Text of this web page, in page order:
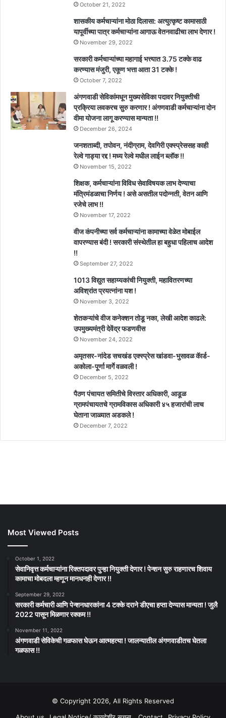
October 21, 2022
शासकीय कर्मचाऱ्यांना मोठा दिलासा: अत्युत्कृष्ट कामासाठी
यापूर्वीच्या पात्र कर्मचाऱ्यांना आगाऊ वेतनवाढीचा लाभ देणार !
November 29, 2022
सरकारी कर्मचाऱ्यांच्या महागाई भत्त्यात 3.75 टक्के वाढ
करण्यास मंजुरी, एकूण भत्ता आता 31 टक्के !
October 7, 2022
अंगणवाडी सेविकांमधून मुख्यसेविका पदावर नियुक्तीची
प्रक्रिया लवकरच सुरु करणार ! अंगणवाडी कर्मचाऱ्यांना दोन
वीमा योजना लागू करण्यास मान्यता !!
December 26, 2024
जनशताब्दी, तपोवन, नंदीग्राम, देवगिरी एक्स्प्रेससह काही
रेल्वे गाड्या रद्द ! मध्य रेल्वे मधील लाईन ब्लॉक !!
November 15, 2022
शिक्षक, कर्मचाऱ्यांना विविध सेवाविषयक लाभ देण्याचा
मंत्रिमंडळाचा निर्णय ! असे असतील पदोन्नती, वेतन आणि
रजेचे लाभ !!
November 17, 2022
वीज कंपनीच्या सर्व कर्मचाऱ्यांना कामाच्या वेळेत मोबाईल
वापरण्यास बंदी ! सरकारी संस्थेतील हा बहुधा पहिलाच आदेश
!!
September 27, 2022
1013 विद्युत सहाय्यकांची नियुक्ती, महावितरणच्या
अविश्रांत प्रयत्नांना यश !
November 3, 2022
शेतकऱ्यांचे वीज कनेक्शन तोडू नका, लेखी आदेश काढले:
उपमुख्यमंत्री देवेंद्र फडणवीस
November 24, 2022
अमृतसर-नांदेड सचखंड एक्स्प्रेस खांडवा-भुसावळ कॅार्ड-
अकोला-पूर्णा मार्गे वळवली !
December 5, 2022
पैठण पंचायत समितीचे विस्तार अधिकारी, आडूळ
ग्रामपंचायतचे ग्रामविकास अधिकारी ४५ हजारांची लाच
घेताना जाळ्यात अडकले !
December 7, 2022
Most Viewed Posts
October 1, 2022
सेवानिवृत्त कर्मचाऱ्यांना रिक्तपदावर पुन्हा नियुक्ती देणार ! पेन्शन सुरु राहणारच शिवाय
कामाचा मोबदला म्हणून मानधनही देणार !!
September 29, 2022
सरकारी कर्मचारी आणि पेन्शनधारकांना 4 टक्के दराने डीएचा हप्ता देण्यास मान्यता ! जुलै
2022 पासून मिळणार रक्कम !!
November 11, 2022
अंगणवाडी सेविकेची गळफास घेऊन आत्महत्या ! जालन्यातील अंगणवाडीतच घेतला
गळफास !!
© Copyright 2026, All Rights Reserved